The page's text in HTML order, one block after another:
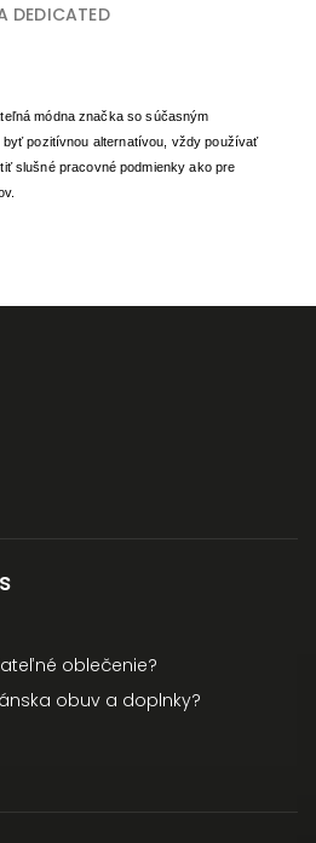
DEDICATED
módna značka so súčasným
pozitívnou alternatívou, vždy používať
slušné pracovné podmienky ako pre
oblečenie?
obuv a doplnky?